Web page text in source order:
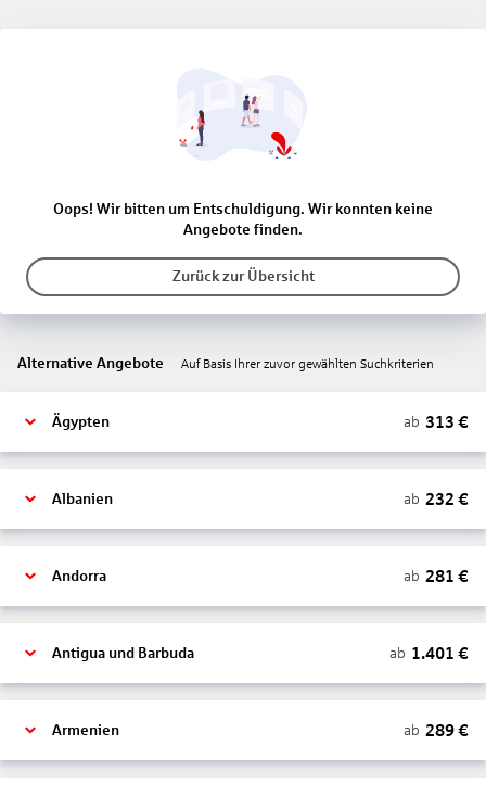
Oops! Wir bitten um Entschuldigung. Wir konnten keine
Angebote finden.
Zurück zur Übersicht
Alternative Angebote Auf Basis Ihrer zuvor gewählten Suchkriterien
Ägypten ab 313 €
Albanien ab 232 €
Andorra ab 281 €
Antigua und Barbuda ab 1.401 €
Armenien ab 289€